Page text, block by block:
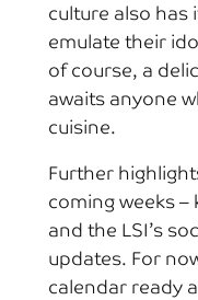
culture also has
emulate their
of course, a
awaits anyone
cuisine.
Further
coming weeks –
and the LSI’s
updates. For
calendar ready